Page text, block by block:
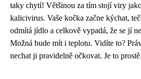
taky chytí! Většinou za tím stojí viry
kalicivirus. Vaše kočka začne kýchat,
odmítá jídlo a celkově vypadá, že se jí
Možná bude mít i teplotu. Vidíte to?
nechat ji pravidelně očkovat. Je to